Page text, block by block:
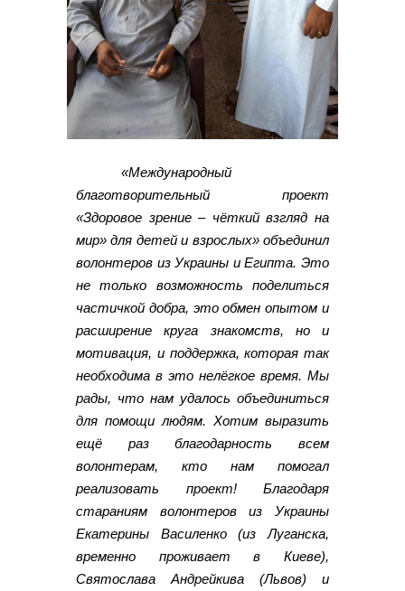
«Международный
благотворительный проект
«Здоровое зрение – чёткий взгляд на
мир» для детей и взрослых» объединил
волонтеров из Украины и Египта. Это
не только возможность поделиться
частичкой добра, это обмен опытом и
расширение круга знакомств, но и
мотивация, и поддержка, которая так
необходима в это нелёгкое время. Мы
рады, что нам удалось объединиться
для помощи людям. Хотим выразить
ещё раз благодарность всем
волонтерам, кто нам помогал
реализовать проект! Благодаря
стараниям волонтеров из Украины
Екатерины Василенко (из Луганска,
временно проживает в Киеве),
Святослава Андрейкива (Львов) и